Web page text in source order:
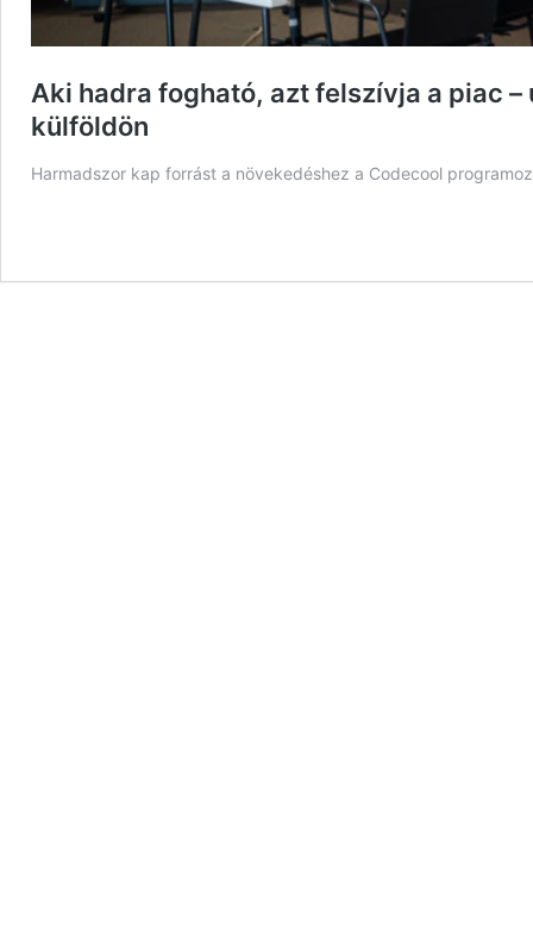
Aki hadra fogható, azt felszívja a piac
külföldön
Harmadszor kap forrást a növekedéshez a Codecool